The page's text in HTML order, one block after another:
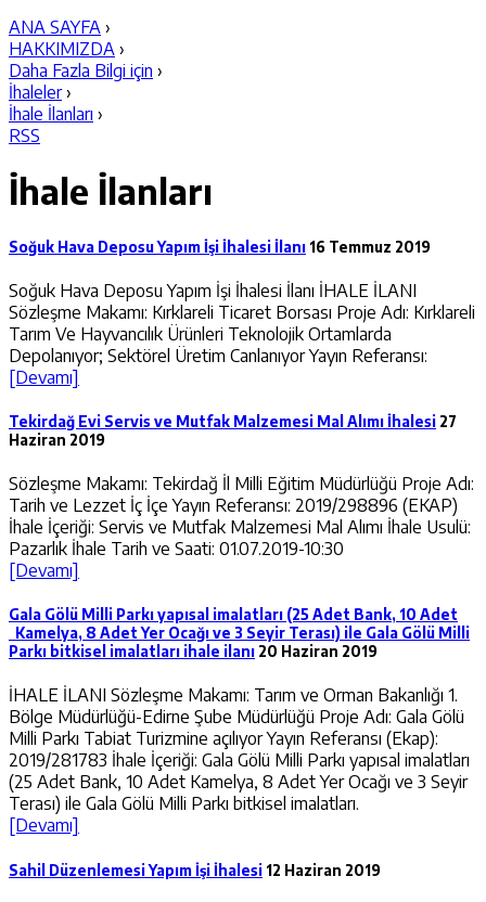
ANA SAYFA ›
HAKKIMIZDA ›
Daha Fazla Bilgi için ›
İhaleler ›
İhale İlanları ›
RSS
İhale İlanları
Soğuk Hava Deposu Yapım İşi İhalesi İlanı 16 Temmuz 2019
Soğuk Hava Deposu Yapım İşi İhalesi İlanı İHALE İLANI
Sözleşme Makamı: Kırklareli Ticaret Borsası Proje Adı: Kırklareli
Tarım Ve Hayvancılık Ürünleri Teknolojik Ortamlarda
Depolanıyor; Sektörel Üretim Canlanıyor Yayın Referansı:
[Devamı]
Tekirdağ Evi Servis ve Mutfak Malzemesi Mal Alımı İhalesi 27
Haziran 2019
Sözleşme Makamı: Tekirdağ İl Milli Eğitim Müdürlüğü Proje Adı:
Tarih ve Lezzet İç İçe Yayın Referansı: 2019/298896 (EKAP)
İhale İçeriği: Servis ve Mutfak Malzemesi Mal Alımı İhale Usulü:
Pazarlık İhale Tarih ve Saati: 01.07.2019-10:30
[Devamı]
Gala Gölü Milli Parkı yapısal imalatları (25 Adet Bank, 10 Adet
Kamelya, 8 Adet Yer Ocağı ve 3 Seyir Terası) ile Gala Gölü Milli
Parkı bitkisel imalatları ihale ilanı 20 Haziran 2019
İHALE İLANI Sözleşme Makamı: Tarım ve Orman Bakanlığı 1.
Bölge Müdürlüğü-Edirne Şube Müdürlüğü Proje Adı: Gala Gölü
Milli Parkı Tabiat Turizmine açılıyor Yayın Referansı (Ekap):
2019/281783 İhale İçeriği: Gala Gölü Milli Parkı yapısal imalatları
(25 Adet Bank, 10 Adet Kamelya, 8 Adet Yer Ocağı ve 3 Seyir
Terası) ile Gala Gölü Milli Parkı bitkisel imalatları.
[Devamı]
Sahil Düzenlemesi Yapım İşi İhalesi 12 Haziran 2019